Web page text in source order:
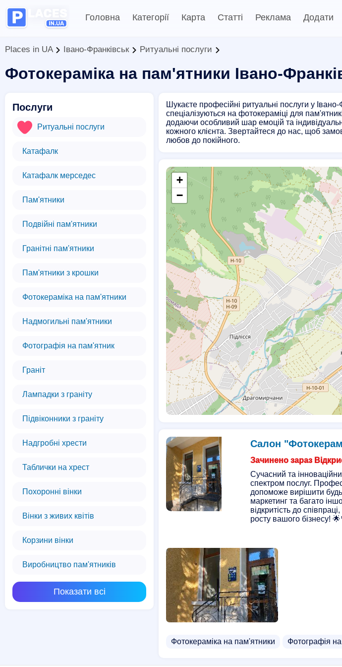
Головна Категорії Карта Статті Реклама Додати
Places in UA Івано-Франківськ Ритуальні послуги
Фотокераміка на пам'ятники Івано-
Послуги
Ритуальні послуги
Катафалк
Катафалк мерседес
Пам'ятники
Подвійні пам'ятники
Гранітні пам'ятники
Пам'ятники з крошки
Фотокераміка на пам'ятники
Надмогильні пам'ятники
Фотографія на пам'ятник
Граніт
Лампадки з граніту
Підвіконники з граніту
Надгробні хрести
Таблички на хрест
Похоронні вінки
Вінки з живих квітів
Корзини вінки
Виробництво пам'ятників
Показати всі
Шукаєте професійні ритуальні послуги у
спеціалізуються на фотокераміці для
додаючи особливий шар емоцій та
кожного клієнта. Звертайтеся до нас, щоб
любов до покійного.
+
−
Салон
Зачинено зараз
Сучасний та
спектром послуг.
допоможе вирішити
маркетинг та багато
відкритість до
росту вашого бізнесу!
Фотокераміка на пам'ятники Фотографія